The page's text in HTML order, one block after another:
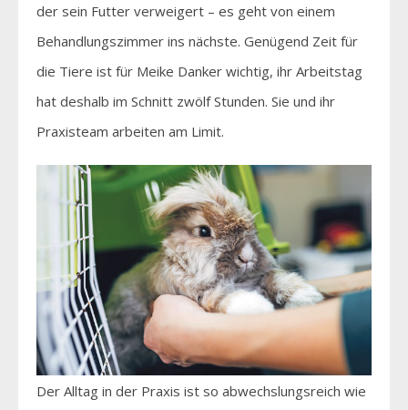
der sein Futter verweigert – es geht von einem
Behandlungszimmer ins nächste. Genügend Zeit für
die Tiere ist für Meike Danker wichtig, ihr Arbeitstag
hat deshalb im Schnitt zwölf Stunden. Sie und ihr
Praxisteam arbeiten am Limit.
Der Alltag in der Praxis ist so abwechslungsreich wie